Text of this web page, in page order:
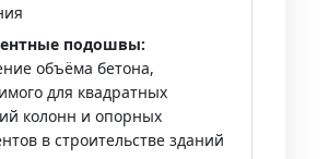
подошвы:
объёма бетона,
для квадратных
колонн и опорных
в строительстве зданий